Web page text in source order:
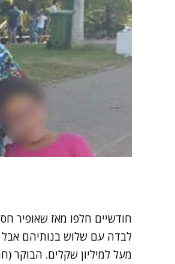
חודשיים חלפו מאז שאופיר
לבדה עם שלוש בנותיהם אבל
מעל למיליון שקלים. הבוקר